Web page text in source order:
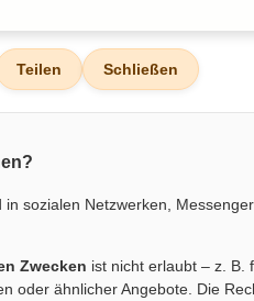
Teilen Schließen
sozialen Netzwerken,
Zwecken ist nicht erlaubt – z. B.
oder ähnlicher Angebote. Die